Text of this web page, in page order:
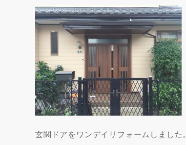
玄関ドアをワンデイリフォームしました。